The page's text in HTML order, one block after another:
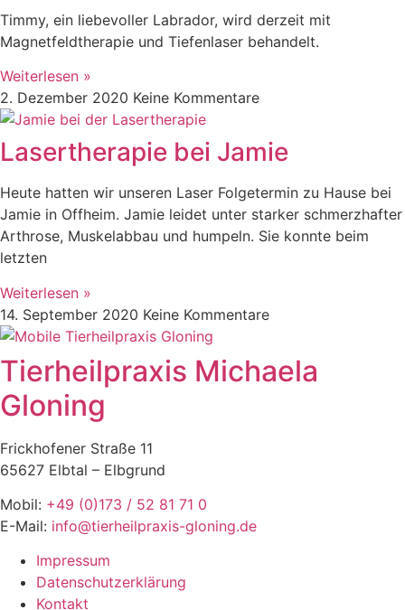
Timmy, ein liebevoller Labrador, wird derzeit mit
Magnetfeldtherapie und Tiefenlaser behandelt.
Weiterlesen »
2. Dezember 2020 Keine Kommentare
Lasertherapie bei Jamie
Heute hatten wir unseren Laser Folgetermin zu Hause bei
Jamie in Offheim. Jamie leidet unter starker schmerzhafter
Arthrose, Muskelabbau und humpeln. Sie konnte beim
letzten
Weiterlesen »
14. September 2020 Keine Kommentare
Tierheilpraxis Michaela
Gloning
Frickhofener Straße 11
65627 Elbtal – Elbgrund
Mobil: +49 (0)173 / 52 81 71 0
E-Mail: info@tierheilpraxis-gloning.de
Impressum
Datenschutzerklärung
Kontakt